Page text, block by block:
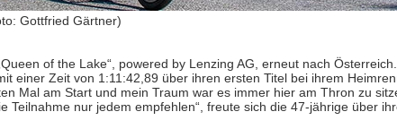
Gottfried Gärtner)
of the Lake“, powered by Lenzing AG, erneut nach
einer Zeit von 1:11:42,89 über ihren ersten Titel bei ihrem
Mal am Start und mein Traum war es immer hier am Thron zu
Teilnahme nur jedem empfehlen“, freute sich die 47-jährige über